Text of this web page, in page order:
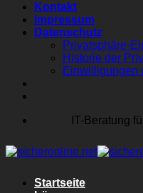
Kontakt
Impressum
Datenschutz
Privatsphäre-
Historie der
Einwilligungen
IT-Beratung
Startseite